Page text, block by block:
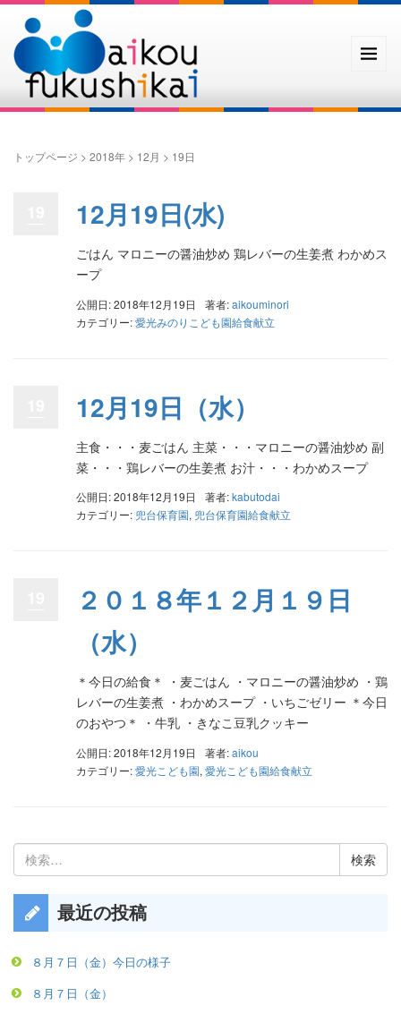
トップページ > 2018年 > 12月 > 19日
12月19日(水)
ごはん マロニーの醤油炒め 鶏レバーの生姜煮 わかめス
ープ
公開日: 2018年12月19日 著者:aikouminori
カテゴリー:愛光みのりこども園給食献立
12月19日（水）
主食・・・麦ごはん 主菜・・・マロニーの醤油炒め 副
菜・・・鶏レバーの生姜煮 お汁・・・わかめスープ
公開日: 2018年12月19日 著者:kabutodai
カテゴリー: 兜台保育園, 兜台保育園給食献立
２０１８年１２月１９日
（水）
＊今日の給食＊ ・麦ごはん ・マロニーの醤油炒め ・鶏
レバーの生姜煮 ・わかめスープ ・いちごゼリー ＊今日
のおやつ＊ ・牛乳 ・きなこ豆乳クッキー
公開日: 2018年12月19日 著者:aikou
カテゴリー:愛光こども園, 愛光こども園給食献立
検
索:
最近の投稿
８月７日（金）今日の様子
８月７日（金）